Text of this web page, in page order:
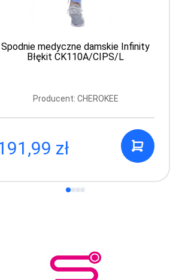
Spodnie medyczne damskie Infinity
Błękit CK110A/CIPS/L
Producent: CHEROKEE
zł